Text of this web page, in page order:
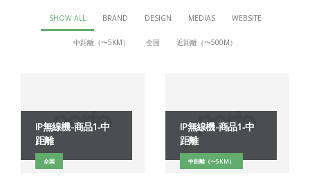
SHOW ALL BRAND DESIGN MEDIAS WEBSITE
中距離（〜5KM） 全国 近距離（〜500M）
IP無線機-商品1‐中
距離
全国
IP無線機-商品1‐中
距離
中距離（〜5KM）